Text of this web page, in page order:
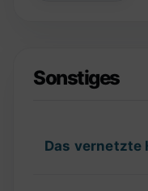
Sonstiges
Das vernetzte